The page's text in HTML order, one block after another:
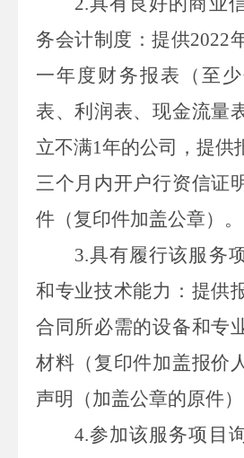
务会计制度：提供2022
一年度财务报表（至
表、利润表、现金流量
立不满1年的公司，提供
三个月内开户行资信证
件（复印件加盖公章）。
3.具有履行该服务
和专业技术能力：提供
合同所必需的设备和专
材料（复印件加盖报价
声明（加盖公章的原件）
4.参加该服务项目